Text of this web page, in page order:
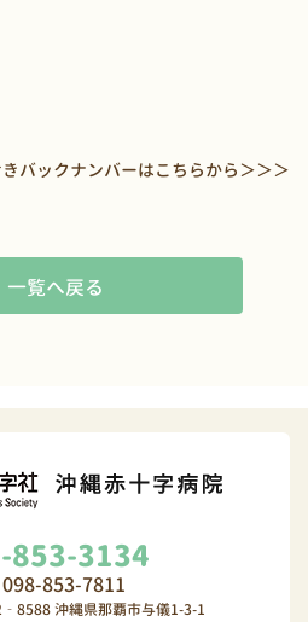
バックナンバーはこちらから ＞＞＞
一覧へ戻る
853-3134
098-853-7811
沖縄県那覇市与儀1-3-1